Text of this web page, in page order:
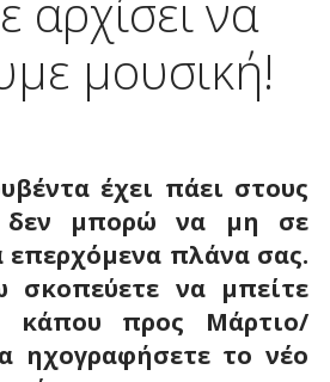
αρχίσει να
μουσική!
έχει πάει στους
μπορώ να μη σε
πλάνα σας.
να μπείτε
κάπου προς Μάρτιο/
ηχογραφήσετε το νέο